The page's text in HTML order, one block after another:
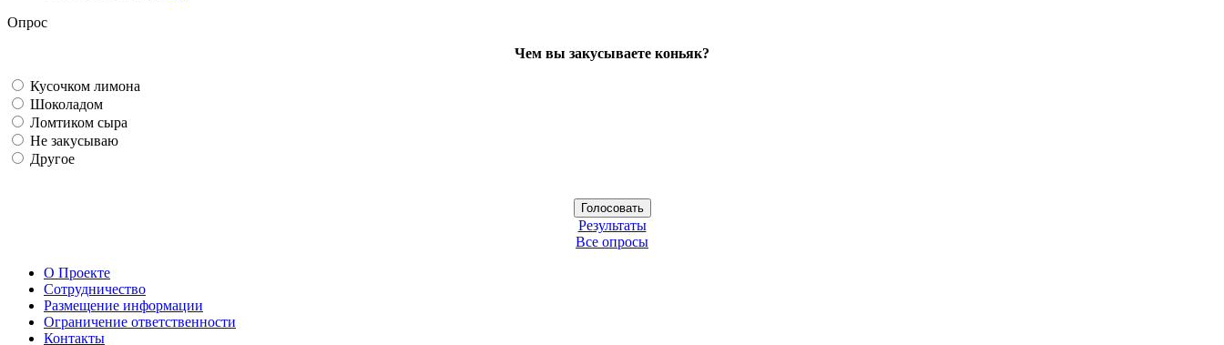
Опрос
Чем вы закусываете коньяк?
Кусочком лимона
Шоколадом
Ломтиком сыра
Не закусываю
Другое
Результаты
Все опросы
О Проекте
Сотрудничество
Размещение информации
Ограничение ответственности
Контакты